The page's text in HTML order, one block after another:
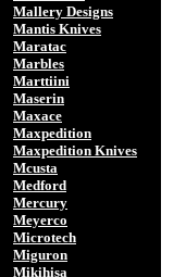
Mallery Designs
Mantis Knives
Maratac
Marbles
Marttiini
Maserin
Maxace
Maxpedition
Maxpedition Knives
Mcusta
Medford
Mercury
Meyerco
Microtech
Miguron
Mikihisa